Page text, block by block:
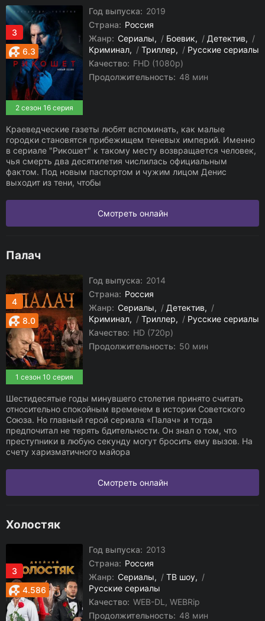
3
2 сезон 16 серия
6.3
Год выпуска: 2019
Страна: Россия
Жанр: Сериалы / Боевик / Детектив
/
Криминал
/ Триллер / Русские сериалы
Качество: FHD (1080p)
Продолжительность: 48 мин
Краеведческие газеты любят вспоминать, как малые
городки становятся прибежищем теневых империй. Именно
в сериале "Рикошет" к такому месту возвращается человек,
чья смерть два десятилетия числилась официальным
фактом. Под новым паспортом и чужим лицом Денис
выходит из тени, чтобы
Смотреть онлайн
Палач
4
1 сезон 10 серия
8.0
Год выпуска: 2014
Страна: Россия
Жанр: Сериалы / Детектив
/
Криминал
/ Триллер / Русские сериалы
Качество: HD (720p)
Продолжительность: 50 мин
Шестидесятые годы минувшего столетия принято считать
относительно спокойным временем в истории Советского
Союза. Но главный герой сериала «Палач» и тогда
предпочитал не терять бдительности. Он знал о том, что
преступники в любую секунду могут бросить ему вызов. На
счету харизматичного майора
Смотреть онлайн
Холостяк
3
4.586
Год выпуска: 2013
Страна: Россия
Жанр: Сериалы / ТВ шоу
/
Русские сериалы
Качество: WEB-DL, WEBRip
Продолжительность: 48 мин